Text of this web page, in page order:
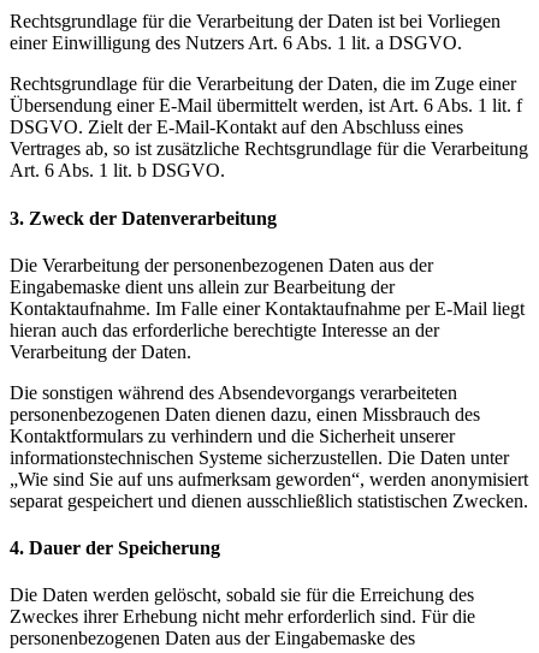
Rechtsgrundlage für die Verarbeitung der Daten ist bei Vorliegen
einer Einwilligung des Nutzers Art. 6 Abs. 1 lit. a DSGVO.
Rechtsgrundlage für die Verarbeitung der Daten, die im Zuge einer
Übersendung einer E-Mail übermittelt werden, ist Art. 6 Abs. 1 lit. f
DSGVO. Zielt der E-Mail-Kontakt auf den Abschluss eines
Vertrages ab, so ist zusätzliche Rechtsgrundlage für die Verarbeitung
Art. 6 Abs. 1 lit. b DSGVO.
3. Zweck der Datenverarbeitung
Die Verarbeitung der personenbezogenen Daten aus der
Eingabemaske dient uns allein zur Bearbeitung der
Kontaktaufnahme. Im Falle einer Kontaktaufnahme per E-Mail liegt
hieran auch das erforderliche berechtigte Interesse an der
Verarbeitung der Daten.
Die sonstigen während des Absendevorgangs verarbeiteten
personenbezogenen Daten dienen dazu, einen Missbrauch des
Kontaktformulars zu verhindern und die Sicherheit unserer
informationstechnischen Systeme sicherzustellen. Die Daten unter
„Wie sind Sie auf uns aufmerksam geworden“, werden anonymisiert
separat gespeichert und dienen ausschließlich statistischen Zwecken.
4. Dauer der Speicherung
Die Daten werden gelöscht, sobald sie für die Erreichung des
Zweckes ihrer Erhebung nicht mehr erforderlich sind. Für die
personenbezogenen Daten aus der Eingabemaske des